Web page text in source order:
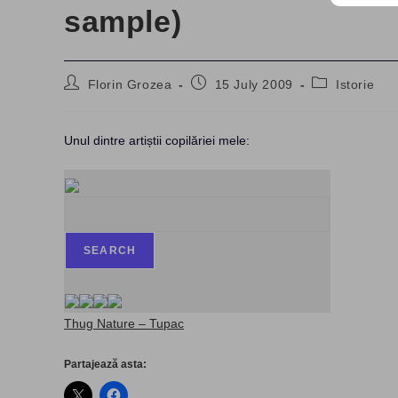
sample)
PostFlorin Grozea
Post15 July 2009
PostIstorie
Unul dintre artiștii copilăriei mele:
Thug Nature – Tupac
Partajează asta: